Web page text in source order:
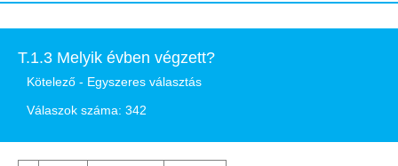
T.1.3 Melyik évben végzett?
Kötelező - Egyszeres választás
Válaszok száma: 342